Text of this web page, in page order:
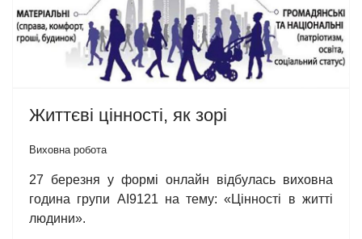
Життєві цінності, як зорі
Виховна робота
27 березня у формі онлайн відбулась виховна
година групи АІ9121 на тему: «Цінності в житті
людини».